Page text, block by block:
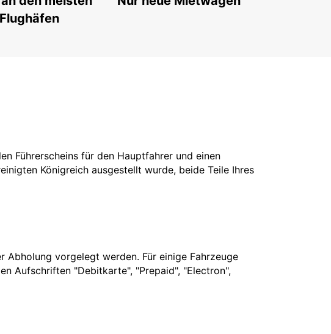
Führerscheins für den Hauptfahrer und einen
Königreich ausgestellt wurde, beide Teile Ihres
Abholung vorgelegt werden. Für einige Fahrzeuge
Aufschriften "Debitkarte", "Prepaid", "Electron",